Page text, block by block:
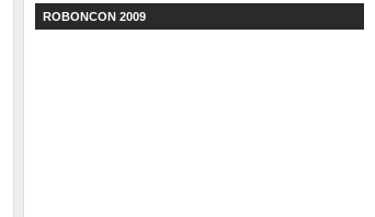
ROBONCON 2009